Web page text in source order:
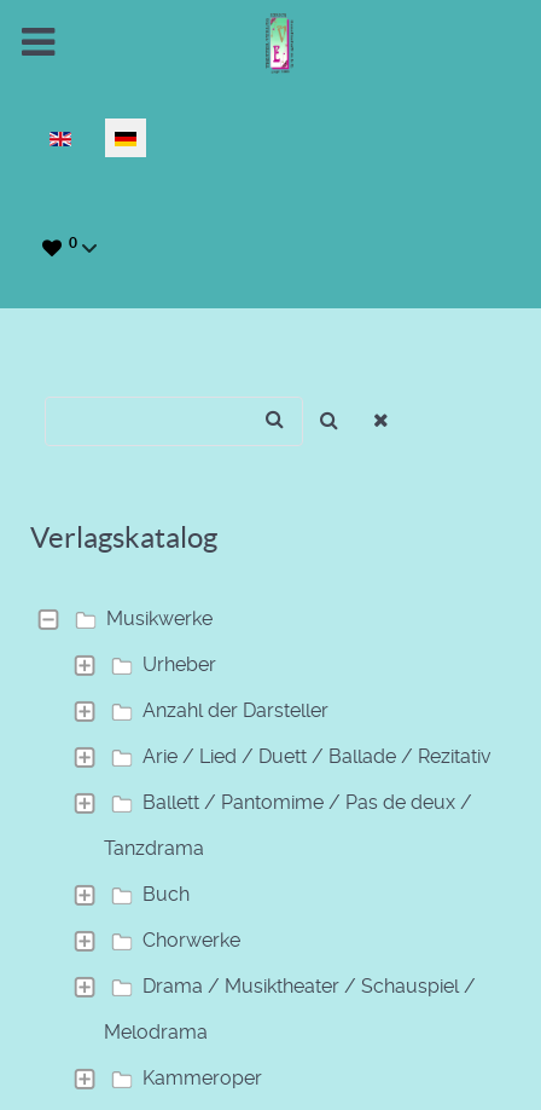
Sprache auswählen
0
Verlagskatalog
Musikwerke
Urheber
Anzahl der Darsteller
Arie / Lied / Duett / Ballade / Rezitativ
Ballett / Pantomime / Pas de deux /
Tanzdrama
Buch
Chorwerke
Drama / Musiktheater / Schauspiel /
Melodrama
Kammeroper